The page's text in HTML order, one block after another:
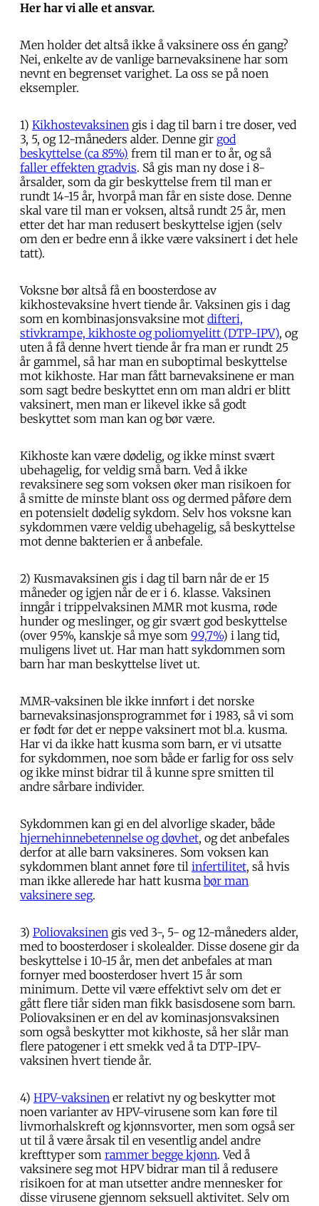
Her har vi alle et ansvar.
Men holder det altså ikke å vaksinere oss én gang?
Nei, enkelte av de vanlige barnevaksinene har som
nevnt en begrenset varighet. La oss se på noen
eksempler.
1) Kikhostevaksinen gis i dag til barn i tre doser, ved
3, 5, og 12-måneders alder. Denne gir god
beskyttelse (ca 85%) frem til man er to år, og så
faller effekten gradvis. Så gis man ny dose i 8-
årsalder, som da gir beskyttelse frem til man er
rundt 14-15 år, hvorpå man får en siste dose. Denne
skal vare til man er voksen, altså rundt 25 år, men
etter det har man redusert beskyttelse igjen (selv
om den er bedre enn å ikke være vaksinert i det hele
tatt).
Voksne bør altså få en boosterdose av
kikhostevaksine hvert tiende år. Vaksinen gis i dag
som en kombinasjonsvaksine mot difteri,
stivkrampe, kikhoste og poliomyelitt (DTP-IPV), og
uten å få denne hvert tiende år fra man er rundt 25
år gammel, så har man en suboptimal beskyttelse
mot kikhoste. Har man fått barnevaksinene er man
som sagt bedre beskyttet enn om man aldri er blitt
vaksinert, men man er likevel ikke så godt
beskyttet som man kan og bør være.
Kikhoste kan være dødelig, og ikke minst svært
ubehagelig, for veldig små barn. Ved å ikke
revaksinere seg som voksen øker man risikoen for
å smitte de minste blant oss og dermed påføre dem
en potensielt dødelig sykdom. Selv hos voksne kan
sykdommen være veldig ubehagelig, så beskyttelse
mot denne bakterien er å anbefale.
2) Kusmavaksinen gis i dag til barn når de er 15
måneder og igjen når de er i 6. klasse. Vaksinen
inngår i trippelvaksinen MMR mot kusma, røde
hunder og meslinger, og gir svært god beskyttelse
(over 95%, kanskje så mye som 99,7%) i lang tid,
muligens livet ut. Har man hatt sykdommen som
barn har man beskyttelse livet ut.
MMR-vaksinen ble ikke innført i det norske
barnevaksinasjonsprogrammet før i 1983, så vi som
er født før det er neppe vaksinert mot bl.a. kusma.
Har vi da ikke hatt kusma som barn, er vi utsatte
for sykdommen, noe som både er farlig for oss selv
og ikke minst bidrar til å kunne spre smitten til
andre sårbare individer.
Sykdommen kan gi en del alvorlige skader, både
hjernehinnebetennelse og døvhet, og det anbefales
derfor at alle barn vaksineres. Som voksen kan
sykdommen blant annet føre til infertilitet, så hvis
man ikke allerede har hatt kusma bør man
vaksinere seg.
3) Poliovaksinen gis ved 3-, 5- og 12-måneders alder,
med to boosterdoser i skolealder. Disse dosene gir da
beskyttelse i 10-15 år, men det anbefales at man
fornyer med boosterdoser hvert 15 år som
minimum. Dette vil være effektivt selv om det er
gått flere tiår siden man fikk basisdosene som barn.
Poliovaksinen er en del av kominasjonsvaksinen
som også beskytter mot kikhoste, så her slår man
flere patogener i ett smekk ved å ta DTP-IPV-
vaksinen hvert tiende år.
4) HPV-vaksinen er relativt ny og beskytter mot
noen varianter av HPV-virusene som kan føre til
livmorhalskreft og kjønnsvorter, men som også ser
ut til å være årsak til en vesentlig andel andre
krefttyper som rammer begge kjønn. Ved å
vaksinere seg mot HPV bidrar man til å redusere
risikoen for at man utsetter andre mennesker for
disse virusene gjennom seksuell aktivitet. Selv om